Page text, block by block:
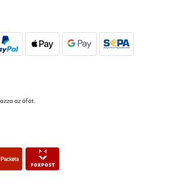
az áfát.